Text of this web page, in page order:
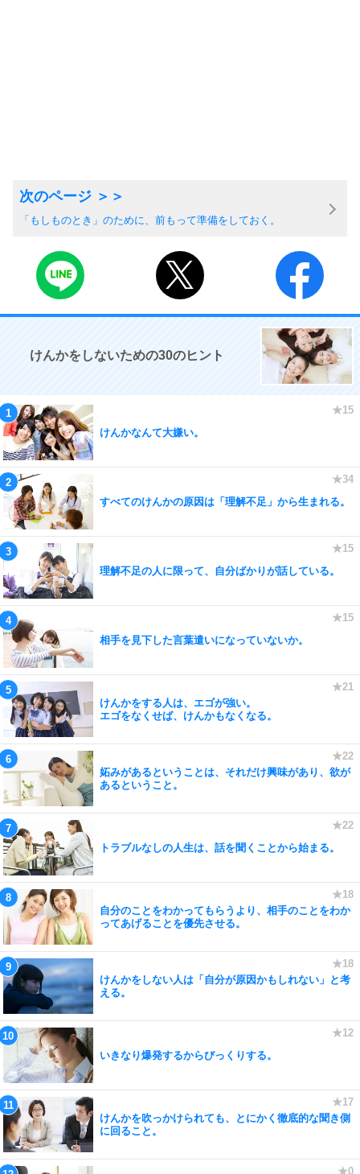
「もしものとき」のために、前もって準備をしておく。
けんかをしないための30のヒント
けんかなんて大嫌い。
すべてのけんかの原因は「理解不足」から生まれる。
理解不足の人に限って、自分ばかりが話している。
相手を見下した言葉遣いになっていないか。
けんかをする人は、エゴが強い。
エゴをなくせば、けんかもなくなる。
妬みがあるということは、それだけ興味があり、欲が
あるということ。
トラブルなしの人生は、話を聞くことから始まる。
自分のことをわかってもらうより、相手のことをわか
ってあげることを優先させる。
けんかをしない人は「自分が原因かもしれない」と考
える。
いきなり爆発するからびっくりする。
けんかを吹っかけられても、とにかく徹底的な聞き側
に回ること。